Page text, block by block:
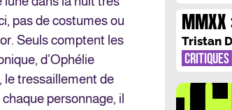
pas de costumes ou
Seuls comptent les
d’Ophélie
le tressaillement de
personnage, il
MMXX
TEMPS
Tristan
CRITIQUES